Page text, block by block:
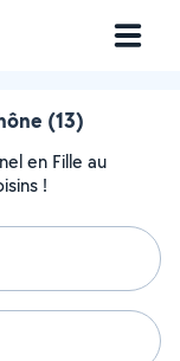
(13)
en Fille au
!